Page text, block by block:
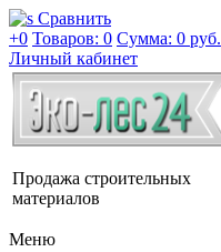
Сравнить
+0 Товаров: 0 Сумма: 0 руб.
Личный кабинет
Продажа строительных
материалов
Меню